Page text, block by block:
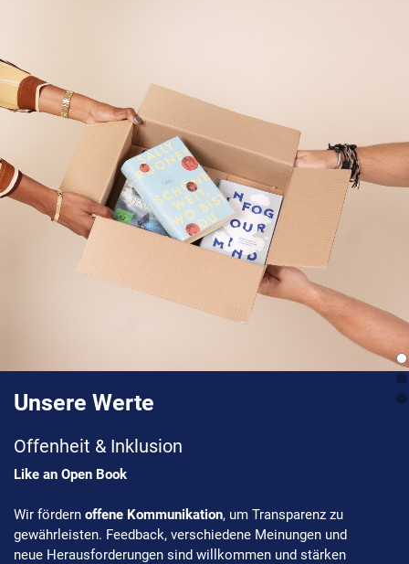
Unsere Werte
Offenheit & Inklusion
Like an Open Book
Wir fördern offene Kommunikation, um Transparenz zu
gewährleisten. Feedback, verschiedene Meinungen und
neue Herausforderungen sind willkommen und stärken